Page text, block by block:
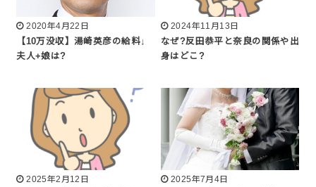
2020年4月22日
【10万没収】湯崎英彦の給料↓
夫人+娘は?
2024年11月13日
なぜ?反田恭平と奈良の関係や出
身はどこ?
2025年2月12日
2025年7月4日